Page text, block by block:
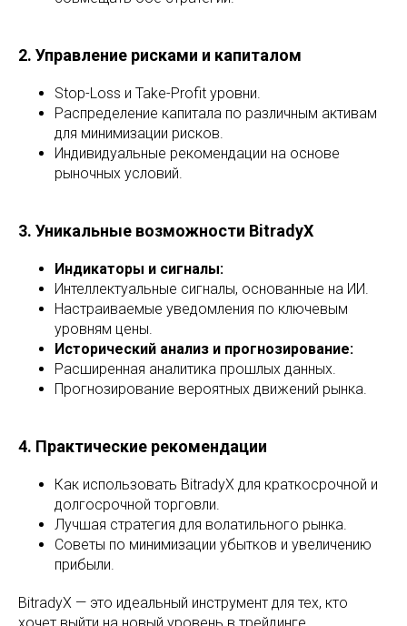
2. Управление рисками и капиталом
Stop-Loss и Take-Profit уровни.
Распределение капитала по различным активам
для минимизации рисков.
Индивидуальные рекомендации на основе
рыночных условий.
3. Уникальные возможности BitradyX
Индикаторы и сигналы:
Интеллектуальные сигналы, основанные на ИИ.
Настраиваемые уведомления по ключевым
уровням цены.
Исторический анализ и прогнозирование:
Расширенная аналитика прошлых данных.
Прогнозирование вероятных движений рынка.
4. Практические рекомендации
Как использовать BitradyX для краткосрочной и
долгосрочной торговли.
Лучшая стратегия для волатильного рынка.
Советы по минимизации убытков и увеличению
прибыли.
BitradyX — это идеальный инструмент для тех, кто